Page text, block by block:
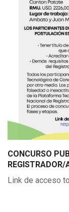
CONCURSO
Link de acceso